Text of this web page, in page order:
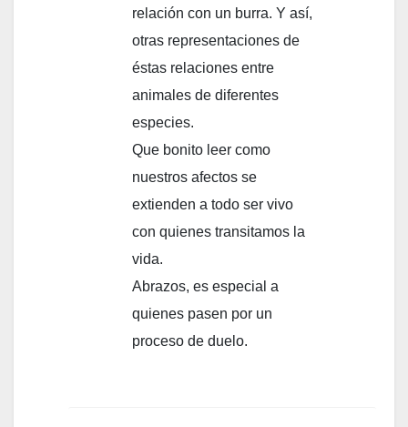
relación con un burra. Y así,
otras representaciones de
éstas relaciones entre
animales de diferentes
especies.
Que bonito leer como
nuestros afectos se
extienden a todo ser vivo
con quienes transitamos la
vida.
Abrazos, es especial a
quienes pasen por un
proceso de duelo.